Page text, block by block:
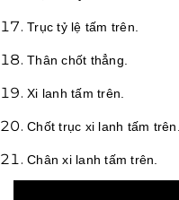
Trục tỷ lệ tấm trên.
Thân chốt thẳng.
Xi lanh tấm trên.
Chốt trục xi lanh tấm trên.
Chân xi lanh tấm trên.